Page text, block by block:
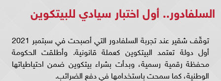
السلفادور.. أول اختبار سيادي للبيتكوين
توقّف شقير عند تجربة السلفادور التي أصبحت في سبتمبر 2021
أول دولة تعتمد البيتكوين كعملة قانونية. وأطلقت الحكومة
محفظة رقمية رسمية، وبدأت بشراء بيتكوين ضمن احتياطياتها
الوطنية، كما سمحت باستخدامها في دفع الضرائب.